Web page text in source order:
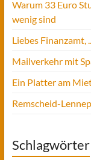
Warum 33 Euro
wenig sind
Liebes Finanzamt,
Mailverkehr mit
Ein Platter am
Remscheid-
Schlagwörter